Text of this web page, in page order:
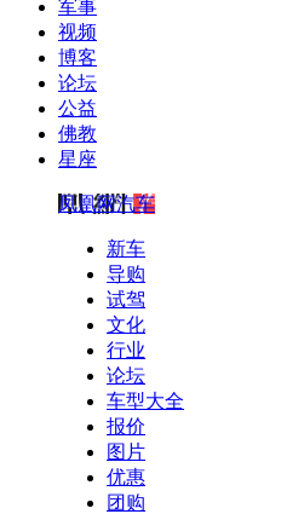
军事
视频
博客
论坛
公益
佛教
星座
凤凰网汽车
新车
导购
试驾
文化
行业
论坛
车型大全
报价
图片
优惠
团购